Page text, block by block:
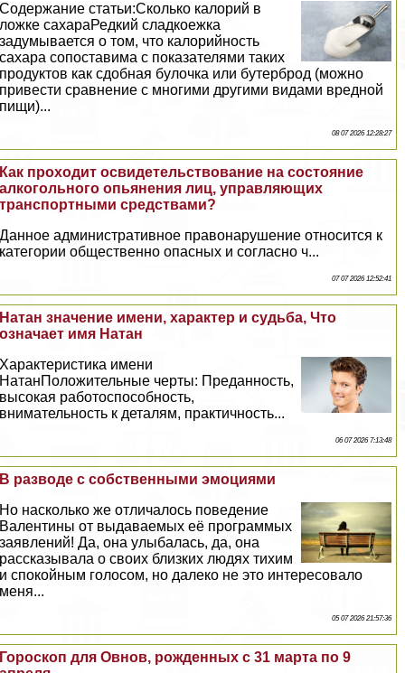
Содержание статьи:Сколько калорий в
ложке сахараРедкий сладкоежка
задумывается о том, что калорийность
сахара сопоставима с показателями таких
продуктов как сдобная булочка или бутерброд (можно
привести сравнение с многими другими видами вредной
пищи)...
08 07 2026 12:28:27
Как проходит освидетельствование на состояние
алкогольного опьянения лиц, управляющих
трaнcпортными средствами?
Данное административное правонарушение относится к
категории общественно опасных и согласно ч...
07 07 2026 12:52:41
Натан значение имени, хаpaктер и судьба, Что
означает имя Натан
Хаpaктеристика имени
НатанПоложительные черты: Преданность,
высокая работоспособность,
внимательность к деталям, пpaктичность...
06 07 2026 7:13:48
В разводе с собственными эмоциями
Но насколько же отличалось поведение
Валентины от выдаваемых её программых
заявлений! Да, она улыбалась, да, она
рассказывала о своих близких людях тихим
и спокойным голосом, но далеко не это интересовало
меня...
05 07 2026 21:57:36
Гороскоп для Овнов, рожденных с 31 марта по 9